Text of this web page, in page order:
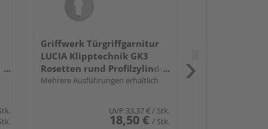
Griffwerk Türgriffgarnitur
LUCIA Klipptechnik GK3
Rosetten rund Profilzylinder
Edelst. ma.
Mehrere Ausführungen erhältlich
UVP 33,37 €/ Stk.
18,50 € / Stk.